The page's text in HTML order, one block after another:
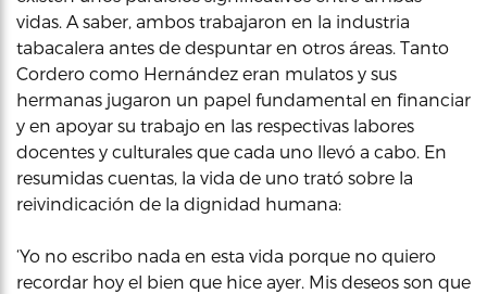
vidas. A saber, ambos trabajaron en la industria
tabacalera antes de despuntar en otros áreas. Tanto
Cordero como Hernández eran mulatos y sus
hermanas jugaron un papel fundamental en financiar
y en apoyar su trabajo en las respectivas labores
docentes y culturales que cada uno llevó a cabo. En
resumidas cuentas, la vida de uno trató sobre la
reivindicación de la dignidad humana:
‘Yo no escribo nada en esta vida porque no quiero
recordar hoy el bien que hice ayer. Mis deseos son que